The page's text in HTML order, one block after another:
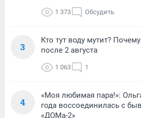
1 373 Обсудить
3
Кто тут воду мутит?
после 2 августа
1 063 1
4
«Моя любимая пара!»:
года воссоединилась с
«ДОМа-2»